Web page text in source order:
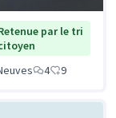
par le tri
4 9